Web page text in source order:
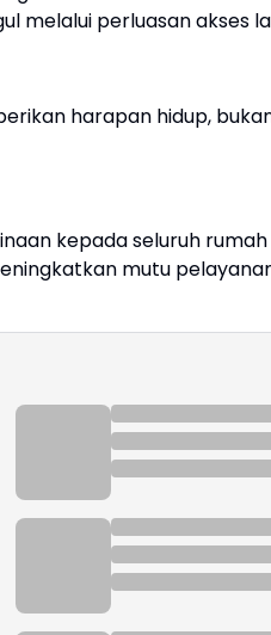
melalui perluasan akses
harapan hidup,
kepada seluruh rumah
mutu